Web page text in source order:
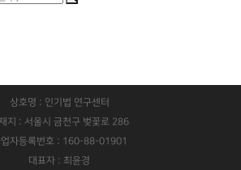
상호명 : 인기법 연구센터
지 : 서울시 금천구 벚꽃로 286
자등록번호 : 160-88-01901
대표자 : 최윤경